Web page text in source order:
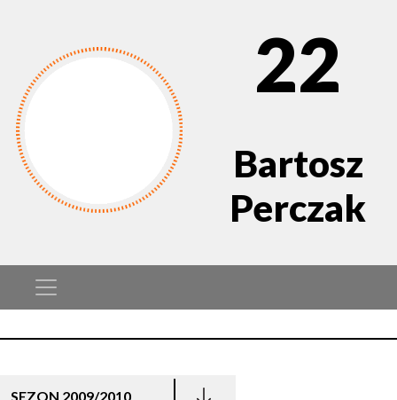
22
Bartosz
Perczak
SEZON 2009/2010